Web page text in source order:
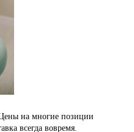
на многие позиции
всегда вовремя.